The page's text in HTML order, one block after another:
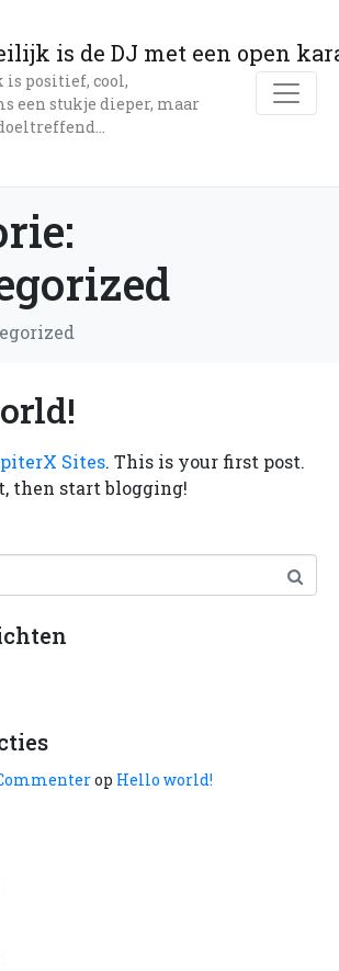
is de DJ met een open
positief, cool,
een stukje dieper, maar
Sites. This is your first post.
then start blogging!
op Hello world!